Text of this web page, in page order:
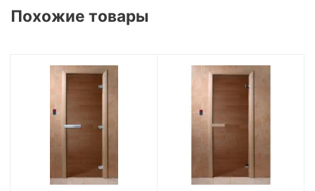
Похожие товары